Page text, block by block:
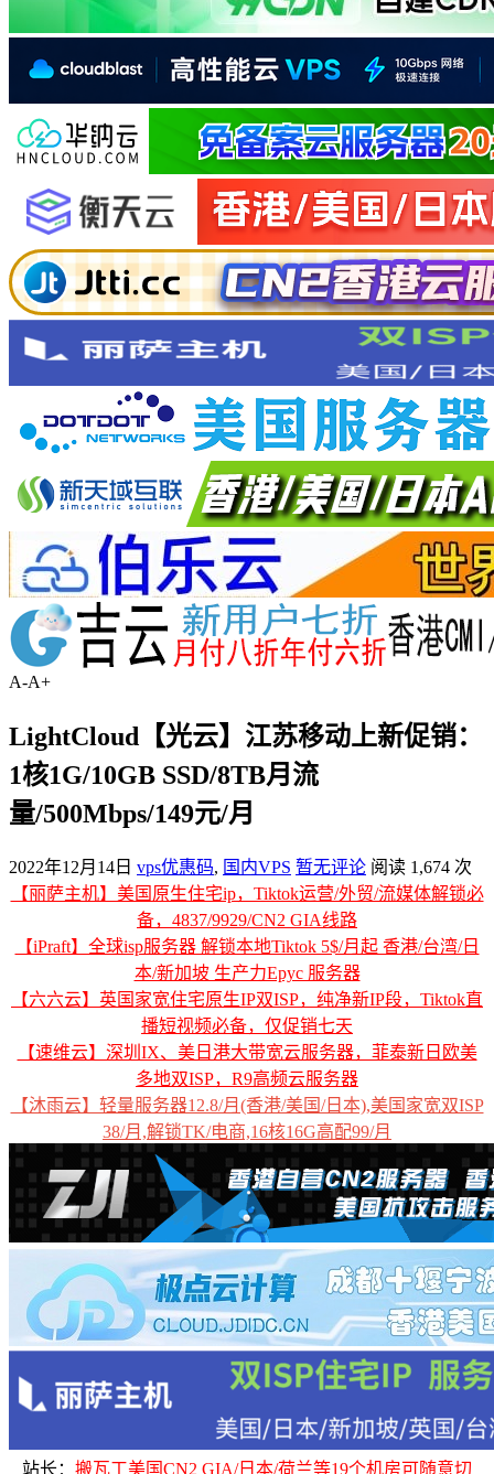
A-A+
LightCloud【光云】江苏移动上新促销：
1核1G/10GB SSD/8TB月流
量/500Mbps/149元/月
2022年12月14日 vps优惠码, 国内VPS 暂无评论 阅读 1,674 次
【丽萨主机】美国原生住宅ip，Tiktok运营/外贸/流媒体解锁必
备，4837/9929/CN2 GIA线路
【iPraft】全球isp服务器 解锁本地Tiktok 5$/月起 香港/台湾/日
本/新加坡 生产力Epyc 服务器
【六六云】英国家宽住宅原生IP双ISP，纯净新IP段，Tiktok直
播短视频必备，仅促销七天
【速维云】深圳IX、美日港大带宽云服务器，菲泰新日欧美
多地双ISP，R9高频云服务器
【沐雨云】轻量服务器12.8/月(香港/美国/日本),美国家宽双ISP
38/月,解锁TK/电商,16核16G高配99/月
站长： 搬瓦工美国CN2 GIA/日本/荷兰等19个机房可随意切